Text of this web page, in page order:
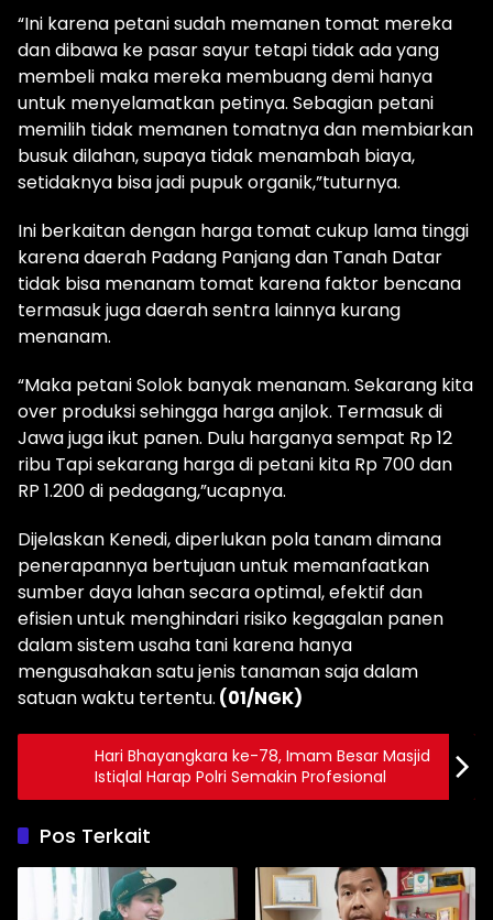
“Ini karena petani sudah memanen tomat mereka
dan dibawa ke pasar sayur tetapi tidak ada yang
membeli maka mereka membuang demi hanya
untuk menyelamatkan petinya. Sebagian petani
memilih tidak memanen tomatnya dan membiarkan
busuk dilahan, supaya tidak menambah biaya,
setidaknya bisa jadi pupuk organik,”tuturnya.
Ini berkaitan dengan harga tomat cukup lama tinggi
karena daerah Padang Panjang dan Tanah Datar
tidak bisa menanam tomat karena faktor bencana
termasuk juga daerah sentra lainnya kurang
menanam.
“Maka petani Solok banyak menanam. Sekarang kita
over produksi sehingga harga anjlok. Termasuk di
Jawa juga ikut panen. Dulu harganya sempat Rp 12
ribu Tapi sekarang harga di petani kita Rp 700 dan
RP 1.200 di pedagang,”ucapnya.
Dijelaskan Kenedi, diperlukan pola tanam dimana
penerapannya bertujuan untuk memanfaatkan
sumber daya lahan secara optimal, efektif dan
efisien untuk menghindari risiko kegagalan panen
dalam sistem usaha tani karena hanya
mengusahakan satu jenis tanaman saja dalam
satuan waktu tertentu. (01/NGK)
Hari Bhayangkara ke-78, Imam Besar Masjid
Istiqlal Harap Polri Semakin Profesional
Pos Terkait